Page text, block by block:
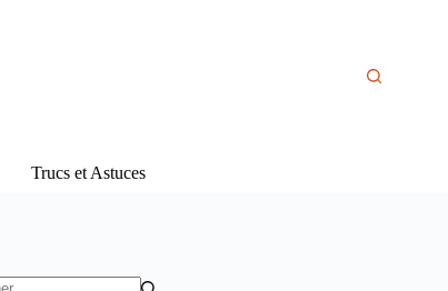
Trucs et Astuces